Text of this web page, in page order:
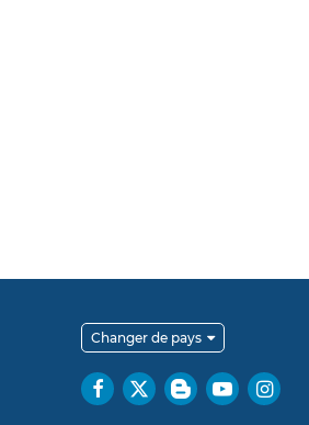
Changer de pays